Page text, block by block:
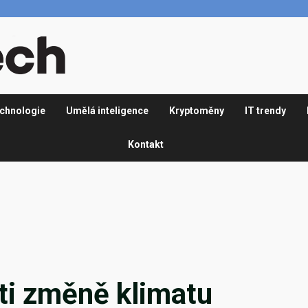
Umělá inteligence Kryptoměny IT trendy
Kontakt
změně klimatu